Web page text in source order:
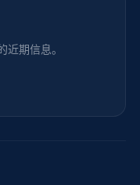
期信息。